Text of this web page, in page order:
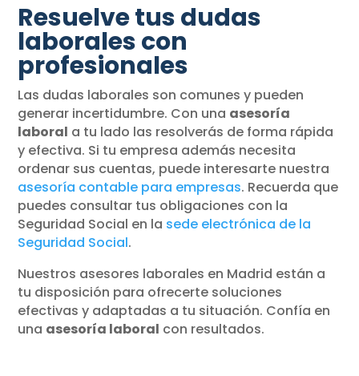
Resuelve tus dudas
laborales con
profesionales
Las dudas laborales son comunes y pueden
generar incertidumbre. Con una asesoría
laboral a tu lado las resolverás de forma rápida
y efectiva. Si tu empresa además necesita
ordenar sus cuentas, puede interesarte nuestra
asesoría contable para empresas. Recuerda que
puedes consultar tus obligaciones con la
Seguridad Social en la sede electrónica de la
Seguridad Social.
Nuestros asesores laborales en Madrid están a
tu disposición para ofrecerte soluciones
efectivas y adaptadas a tu situación. Confía en
una asesoría laboral con resultados.